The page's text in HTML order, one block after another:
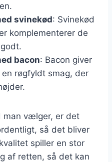
svinekød: Svinekød
komplementerer de
bacon: Bacon giver
røgfyldt smag, der
man vælger, er det
så det bliver
spiller en stor
af retten, så det kan